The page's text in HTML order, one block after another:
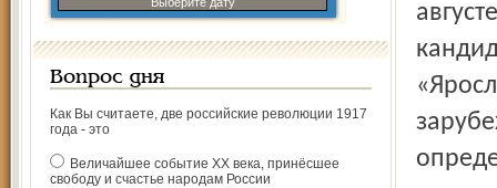
Вопрос дня
Как Вы считаете, две российские революции 1917
года - это
Величайшее событие ХХ века, принёсшее
свободу и счастье народам России